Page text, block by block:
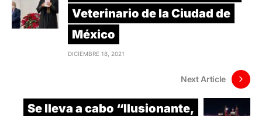
Veterinario de la Ciudad de
México
DICIEMBRE 18, 2021
Next Article
Se lleva a cabo “Ilusionante,